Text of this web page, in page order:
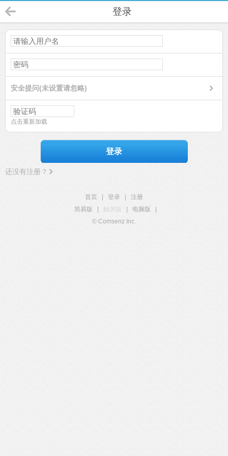
登录
安全提问(未设置请忽略)
点击重新加载
登录
还没有注册？
首页 登录
注册
简易版
触屏版 电脑版
© Comsenz Inc.